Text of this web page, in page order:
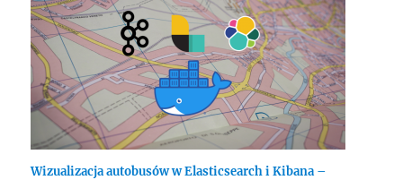
Wizualizacja autobusów w Elasticsearch i Kibana –